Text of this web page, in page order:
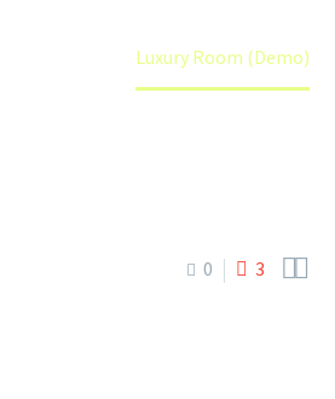
Luxury Room (Demo)
0 3 